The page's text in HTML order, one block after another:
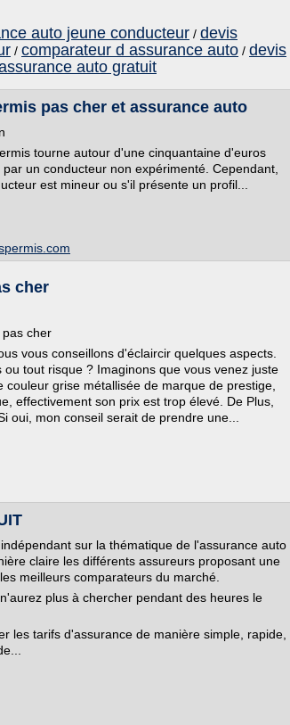
auto jeune conducteur / devis
/ comparateur d assurance auto / devis
auto gratuit
pas cher et assurance auto
tourne autour d'une cinquantaine d'euros
un conducteur non expérimenté. Cependant,
est mineur ou s'il présente un profil...
cher
cher
vous conseillons d'éclaircir quelques aspects.
tout risque ? Imaginons que vous venez juste
grise métallisée de marque de prestige,
effectivement son prix est trop élevé. De Plus,
oui, mon conseil serait de prendre une...
sur la thématique de l'assurance auto
claire les différents assureurs proposant une
meilleurs comparateurs du marché.
plus à chercher pendant des heures le
les tarifs d'assurance de manière simple, rapide,